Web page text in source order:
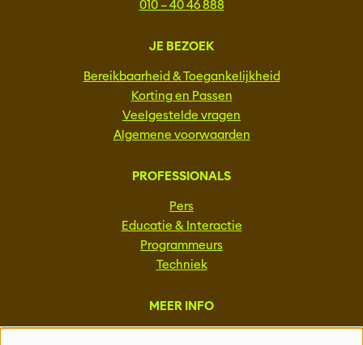
010 – 40 46 888
JE BEZOEK
Bereikbaarheid & Toegankelijkheid
Korting en Passen
Veelgestelde vragen
Algemene voorwaarden
PROFESSIONALS
Pers
Educatie & Interactie
Programmeurs
Techniek
MEER INFO